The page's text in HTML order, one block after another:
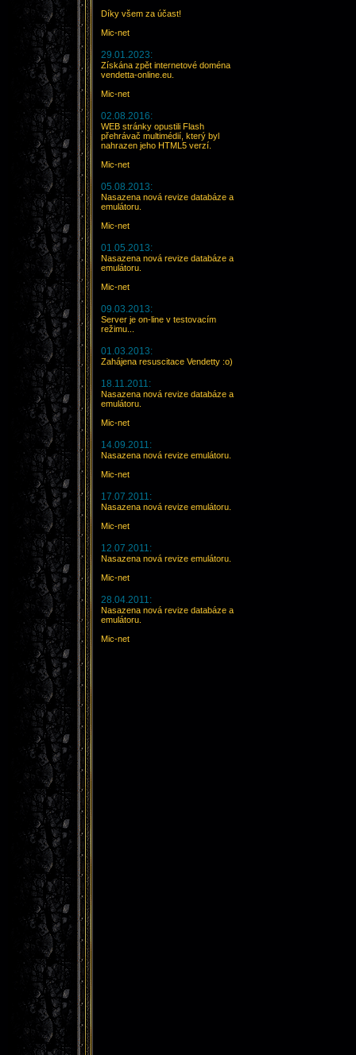
Díky všem za účast!
Mic-net
29.01.2023:
Získána zpět internetové doména
vendetta-online.eu.
Mic-net
02.08.2016:
WEB stránky opustili Flash
přehrávač multimédií, který byl
nahrazen jeho HTML5 verzí.
Mic-net
05.08.2013:
Nasazena nová revize databáze a
emulátoru.
Mic-net
01.05.2013:
Nasazena nová revize databáze a
emulátoru.
Mic-net
09.03.2013:
Server je on-line v testovacím
režimu...
01.03.2013:
Zahájena resuscitace Vendetty :o)
18.11.2011:
Nasazena nová revize databáze a
emulátoru.
Mic-net
14.09.2011:
Nasazena nová revize emulátoru.
Mic-net
17.07.2011:
Nasazena nová revize emulátoru.
Mic-net
12.07.2011:
Nasazena nová revize emulátoru.
Mic-net
28.04.2011:
Nasazena nová revize databáze a
emulátoru.
Mic-net